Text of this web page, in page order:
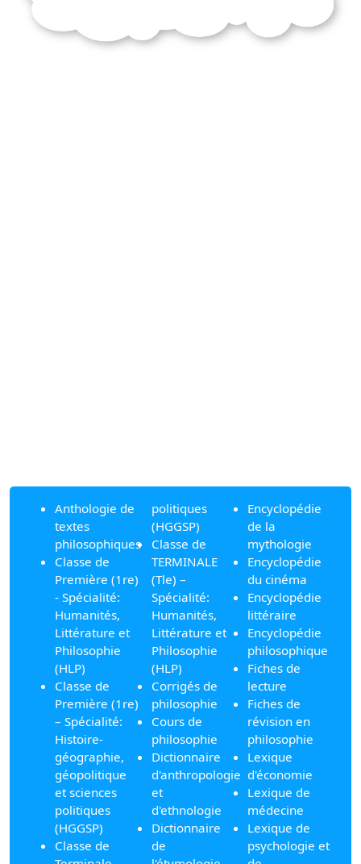
châtier moeurs
Anthologie de
textes
philosophiques
Classe de
Première (1re)
- Spécialité:
Humanités,
Littérature et
Philosophie
(HLP)
Classe de
Première (1re)
– Spécialité:
Histoire-
géographie,
géopolitique
et sciences
politiques
(HGGSP)
Classe de
politiques
(HGGSP)
Classe de
TERMINALE
(Tle) –
Spécialité:
Humanités,
Littérature et
Philosophie
(HLP)
Corrigés de
philosophie
Cours de
philosophie
Dictionnaire
d'anthropologie
et
d'ethnologie
Dictionnaire
de
Encyclopédie
de la
mythologie
Encyclopédie
du cinéma
Encyclopédie
littéraire
Encyclopédie
philosophique
Fiches de
lecture
Fiches de
révision en
philosophie
Lexique
d'économie
Lexique de
médecine
Lexique de
psychologie et